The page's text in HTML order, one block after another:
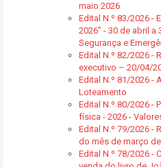
maio 2026
Edital N.º 83/2026 -
2026” - 30 de abril
Segurança e
Edital N.º 82/2026 -
executivo – 20/04/
Edital N.º 81/2026 -
Loteamento
Edital N.º 80/2026 -
física - 2026 -
Edital N.º 79/2026 -
do mês de março
Edital N.º 78/2026 -